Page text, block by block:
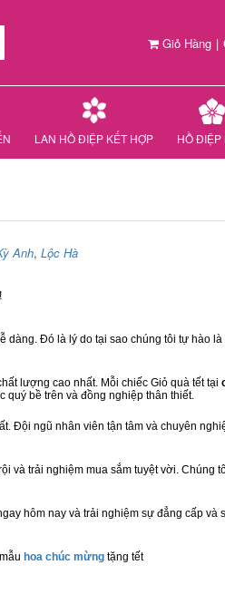
Giỏ Hàng |
LAN HỒ ĐIỆP KẾT HỢP HỒ ĐIỆP
Anh, Lộc Hà
Đó là lý do tại sao chúng tôi tự hào
lượng cao nhất. Mỗi chiếc Giỏ quà tết tại
quý bề trên và đồng nghiệp thân thiết.
Đội ngũ nhân viên tận tâm và chuyên
trải nghiệm mua sắm tuyệt vời. Chúng
hôm nay và trải nghiệm sự đẳng cấp và
hoa chúc mừng tặng tết